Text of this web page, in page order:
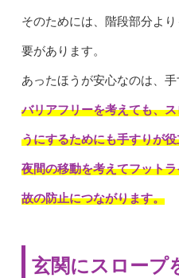
そのためには、階段部分よ
要があります。
あったほうが安心なのは、手
バリアフリーを考えても、
うにするためにも手すりが
夜間の移動を考えてフット
故の防止につながります。
玄関にスロープ